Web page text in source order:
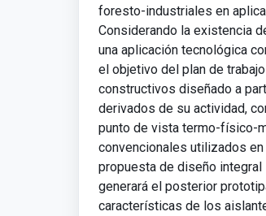
foresto-industriales en
Considerando la existencia
una aplicación tecnológica
el objetivo del plan de
constructivos diseñado a
derivados de su actividad,
punto de vista termo-físico-
convencionales utilizados
propuesta de diseño
generará el posterior
características de los